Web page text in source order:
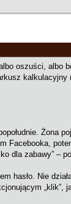
oszuści,
Żona
Facebooka,
dla zabawy” –
hasło. Nie
„klik”,